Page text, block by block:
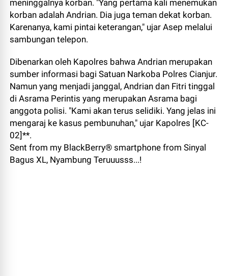
meninggalnya korban. "Yang pertama kali menemukan
korban adalah Andrian. Dia juga teman dekat korban.
Karenanya, kami pintai keterangan," ujar Asep melalui
sambungan telepon.
Dibenarkan oleh Kapolres bahwa Andrian merupakan
sumber informasi bagi Satuan Narkoba Polres Cianjur.
Namun yang menjadi janggal, Andrian dan Fitri tinggal
di Asrama Perintis yang merupakan Asrama bagi
anggota polisi. "Kami akan terus selidiki. Yang jelas ini
mengaraj ke kasus pembunuhan," ujar Kapolres [KC-
02]**.
Sent from my BlackBerry® smartphone from Sinyal
Bagus XL, Nyambung Teruuusss...!